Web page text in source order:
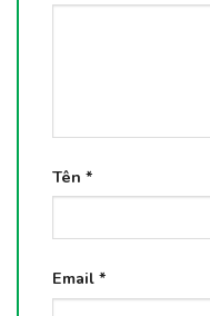
Tên *
Email *